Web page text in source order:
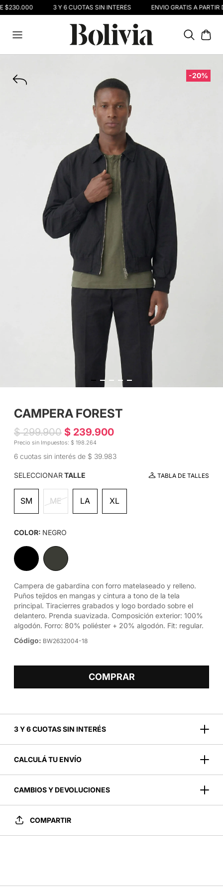
$230.000 3 Y 6 CUOTAS SIN INTERÉS ENVIO GRATIS A
-20%
CAMPERA FOREST
$ 299.900 $ 239.900
Precio sin Impuestos: $ 198.264
6 cuotas sin interés de $ 39.983
TABLA DE TALLES
SELECCIONARTALLE
SM ME LA XL
COLOR: NEGRO
Campera de gabardina con forro matelaseado y relleno.
Puños tejidos en mangas y cintura a tono de la tela
principal. Tiracierres grabados y logo bordado sobre el
delantero. Prenda suavizada. Composición exterior: 100%
algodón. Forro: 80% poliéster + 20% algodón. Fit: regular.
Código: BW2632004-18
COMPRAR
3 Y 6 CUOTAS SIN INTERÉS
CALCULÁ TU ENVÍO
CAMBIOS Y DEVOLUCIONES
COMPARTIR